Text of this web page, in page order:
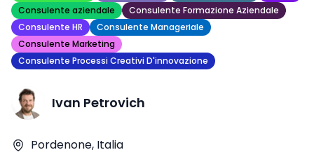
Consulente aziendale
Consulente Formazione Aziendale
Consulente HR
Consulente Manageriale
Consulente Marketing
Consulente Processi Creativi D'innovazione
Ivan Petrovich
Pordenone, Italia